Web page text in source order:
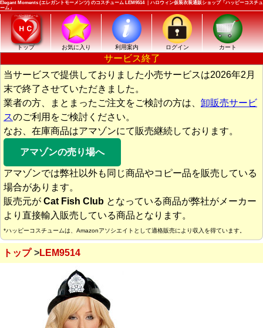
Elegant Moments (エレガントモーメンツ) のコスチューム LEM9514 ｜ハロウィン仮装衣装通販ショップ「ハッピーコスチュ
ーム」
トップ お気に入り 利用案内 ログイン カート
サービス終了
当サービスで提供しておりました小売サービスは2026年2月
末で終了させていただきました。
業者の方、まとまったご注文をご検討の方は、 卸販売サービ
スのご利用をご検討ください。
なお、在庫商品はアマゾンにて販売継続しております。
アマゾンの売り場へ
アマゾンでは弊社以外も同じ商品やコピー品を販売している
場合があります。
販売元が Cat Fish Club となっている商品が弊社がメーカー
より直接輸入販売している商品となります。
*ハッピーコスチュームは、Amazonアソシエイトとして適格販売により収入を得ています。
トップ LEM9514